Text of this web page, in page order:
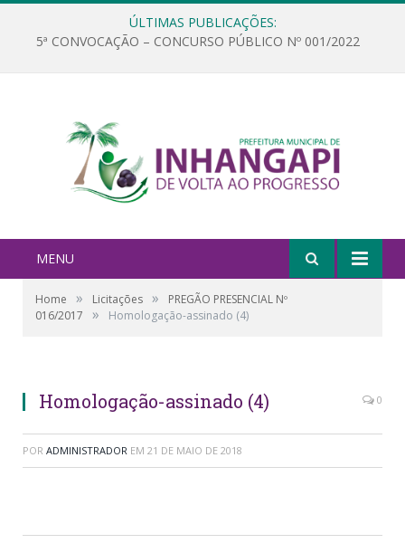
ÚLTIMAS PUBLICAÇÕES:
5ª CONVOCAÇÃO – CONCURSO PÚBLICO Nº 001/2022
MENU
Home » Licitações »
PREGÃO PRESENCIAL Nº
016/2017
» Homologação-assinado (4)
Homologação-assinado (4) 0
POR ADMINISTRADOR EM 21 DE MAIO DE 2018